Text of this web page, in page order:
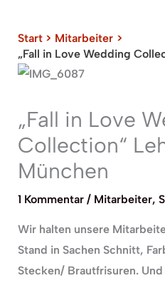
Start
Mitarbeiter
„Fall in Love Wedding
„Fall in Love
Collection“
München
1 Kommentar / Mitarbeiter,
Wir halten unsere
Stand in Sachen Schnitt,
Stecken/ Brautfrisuren. Und